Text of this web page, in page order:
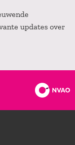
updates over